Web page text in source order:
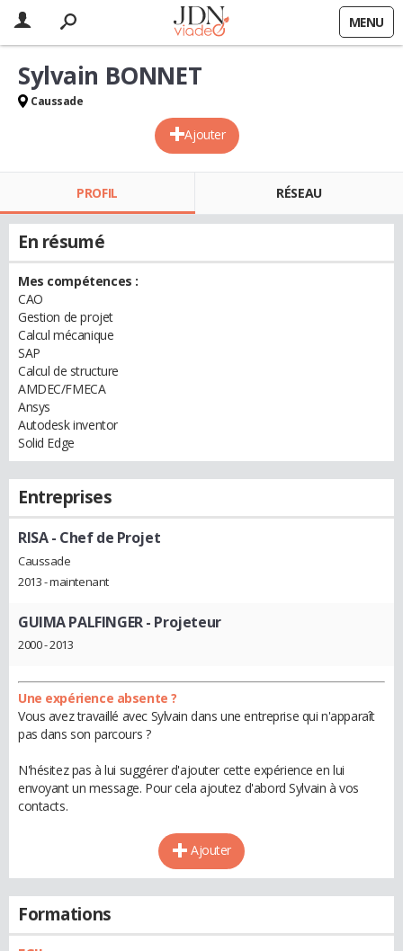
MENU
Ajouter
Sylvain BONNET
Caussade
PROFIL RÉSEAU
En résumé
Mes compétences :
CAO
Gestion de projet
Calcul mécanique
SAP
Calcul de structure
AMDEC/FMECA
Ansys
Autodesk inventor
Solid Edge
Entreprises
RISA- Chef de Projet
Caussade
2013 - maintenant
GUIMA PALFINGER- Projeteur
2000 - 2013
Une expérience absente ?
Vous avez travaillé avec Sylvain dans une entreprise qui n'apparaît
pas dans son parcours ?
N'hésitez pas à lui suggérer d'ajouter cette expérience en lui
envoyant un message. Pour cela ajoutez d'abord Sylvain à vos
contacts.
Ajouter
Formations